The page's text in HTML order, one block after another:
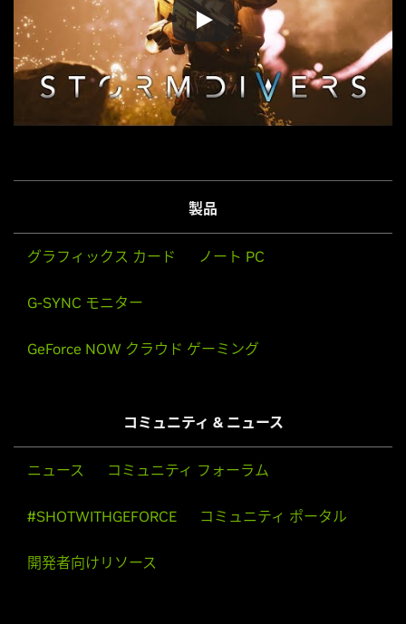
製品
グラフィックス カード ノート PC
G-SYNC モニター
GeForce NOW クラウド ゲーミング
コミュニティ & ニュース
ニュース コミュニティ フォーラム
#SHOTWITHGEFORCE コミュニティ ポータル
開発者向けリソース